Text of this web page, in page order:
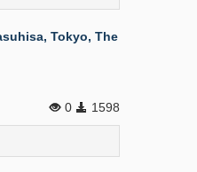
Tokyo, The
0 1598